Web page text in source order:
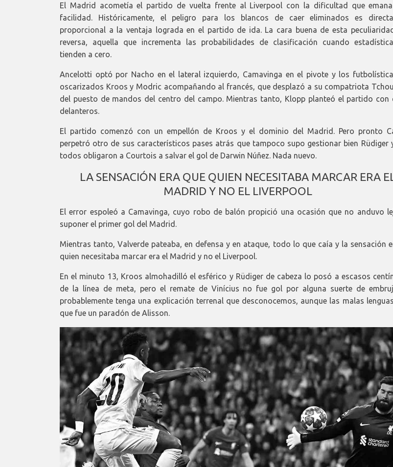
El Madrid acometía el partido de vuelta frente al Liverpool con la dificultad que
facilidad. Históricamente, el peligro para los blancos de caer eliminados es
proporcional a la ventaja lograda en el partido de ida. La cara buena de esta
reversa, aquella que incrementa las probabilidades de clasificación cuando
tienden a cero.
Ancelotti optó por Nacho en el lateral izquierdo, Camavinga en el pivote y los
oscarizados Kroos y Modric acompañando al francés, que desplazó a su compatriota
del puesto de mandos del centro del campo. Mientras tanto, Klopp planteó el partido con
delanteros.
El partido comenzó con un empellón de Kroos y el dominio del Madrid. Pero pronto
perpetró otro de sus característicos pases atrás que tampoco supo gestionar bien Rüdiger
todos obligaron a Courtois a salvar el gol de Darwin Núñez. Nada nuevo.
LA SENSACIÓN ERA QUE QUIEN NECESITABA MARCAR ERA EL
MADRID Y NO EL LIVERPOOL
El error espoleó a Camavinga, cuyo robo de balón propició una ocasión que no anduvo
suponer el primer gol del Madrid.
Mientras tanto, Valverde pateaba, en defensa y en ataque, todo lo que caía y la sensación
quien necesitaba marcar era el Madrid y no el Liverpool.
En el minuto 13, Kroos almohadilló el esférico y Rüdiger de cabeza lo posó a escasos
de la línea de meta, pero el remate de Vinícius no fue gol por alguna suerte de
probablemente tenga una explicación terrenal que desconocemos, aunque las malas
que fue un paradón de Alisson.